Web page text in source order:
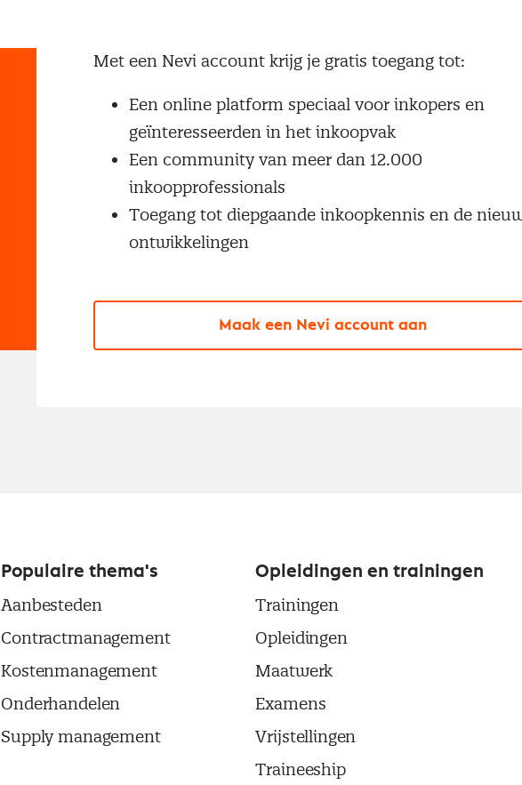
Met een Nevi account krijg je gratis toegang tot:
Een online platform speciaal voor inkopers en
geïnteresseerden in het inkoopvak
Een community van meer dan 12.000
inkoopprofessionals
Toegang tot diepgaande inkoopkennis en de
ontwikkelingen
Maak een Nevi account aan
Populaire thema's
Aanbesteden
Contractmanagement
Kostenmanagement
Onderhandelen
Supply management
Opleidingen en trainingen
Trainingen
Opleidingen
Maatwerk
Examens
Vrijstellingen
Traineeship